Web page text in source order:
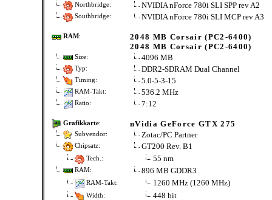
Northbridge: NVIDIA nForce 780i SLI SPP rev A2
Southbridge: NVIDIA nForce 780i SLI MCP rev A3
RAM:
2048 MB Corsair (PC2-6400)
2048 MB Corsair (PC2-6400)
Size: 4096 MB
Typ: DDR2-SDRAM Dual Channel
Timing: 5.0-5-3-15
RAM-Takt: 536.2 MHz
Ratio: 7:12
Grafikkarte: nVidia GeForce GTX 275
Subvendor: Zotac/PC Partner
Chipsatz: GT200 Rev. B1
Tech.: 55 nm
RAM: 896 MB GDDR3
RAM-Takt: 1260 MHz (1260 MHz)
Width: 448 bit